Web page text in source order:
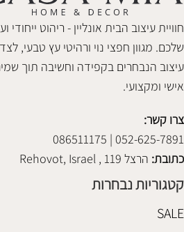
חוויית עיצוב הבית אונליין - ריהוט
שלכם. מגוון חפצי נוי ורהיטי עץ טבעי,
עיצוב הנבחרים בקפידה וחשיבה תוך
אישי ומקצועי.
צרו קשר:
052-625-7891 | 086511175
כתובת: הרצל 119 , Rehovot, Israel
קטגוריות נבחרות
SALE